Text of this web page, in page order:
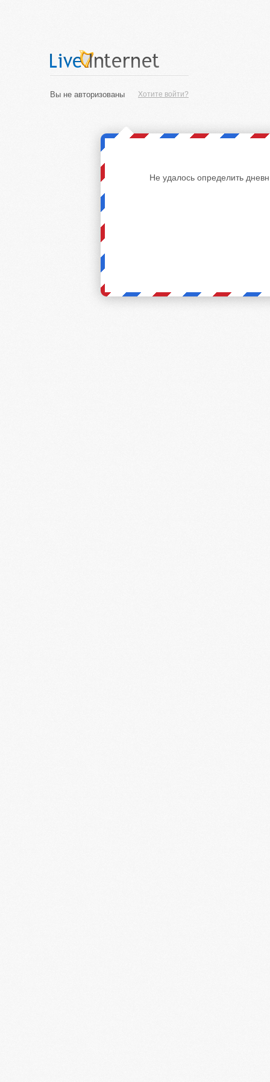
Хотите войти?
Вы не авторизованы
Не удалось определить